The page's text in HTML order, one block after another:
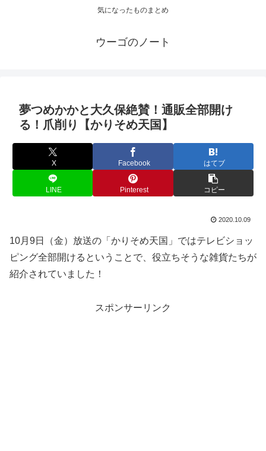
気になったものまとめ
ウーゴのノート
夢つめかかと大久保絶賛！通販全部開け
る！爪削り【かりそめ天国】
X Facebook はてブ
LINE Pinterest コピー
2020.10.09
10月9日（金）放送の「かりそめ天国」ではテレビショッ
ピング全部開けるということで、役立ちそうな雑貨たちが
紹介されていました！
スポンサーリンク